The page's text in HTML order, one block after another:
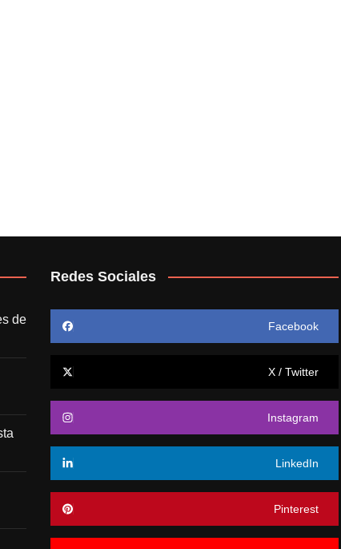
de
Redes Sociales
Facebook
X / Twitter
Instagram
LinkedIn
Pinterest